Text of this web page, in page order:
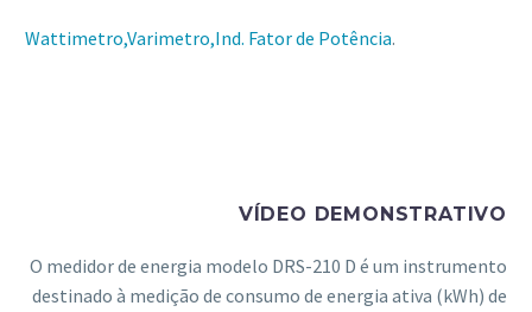
Wattimetro,Varimetro,Ind. Fator de Potência.
VÍDEO DEMONSTRATIVO
O medidor de energia modelo DRS-210 D é um instrumento
destinado à medição de consumo de energia ativa (kWh) de